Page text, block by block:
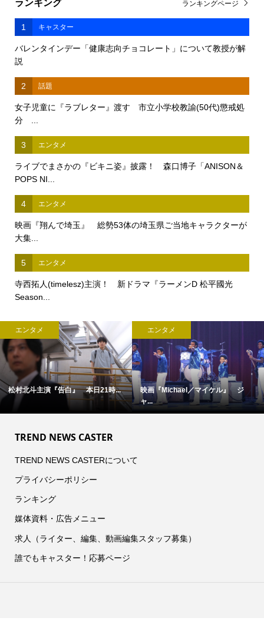
1 キャスター
バレンタインデー「健康志向チョコレート」について教授が解
説
2 話題
女子児童に『ラブレター』渡す 市立小学校教諭(50代)懲戒処
分 ...
3 エンタメ
ライブでまさかの『ビキニ姿』披露！ 森口博子「ANISON＆
POPS NI...
4 エンタメ
映画『翔んで埼玉』 総勢53体の埼玉県ご当地キャラクターが
大集...
5 エンタメ
寺西拓人(timelesz)主演！ 新ドラマ『ラーメンD 松平國光
Season...
ランキングページ
エンタメ
松村北斗主演『告白』 本日21時...
エンタメ
映画『Michael／マイケル』 ジ
ャ...
TREND NEWS CASTER
TREND NEWS CASTERについて
プライバシーポリシー
ランキング
媒体資料・広告メニュー
求人（ライター、編集、動画編集スタッフ募集）
誰でもキャスター！応募ページ